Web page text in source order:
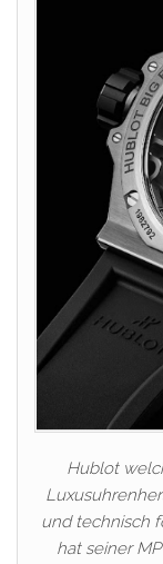
Hublot
und technisch
hat seiner